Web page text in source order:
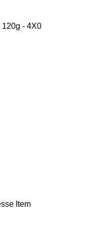
120g - 4X0
Item